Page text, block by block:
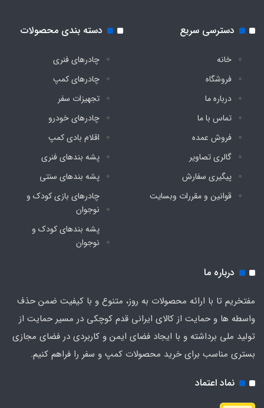
دارد
تور حریر ثابت پنجره
دارد
نماد اعتماد
دسترسی سریع
خانه
فروشگاه
درباره ما
تماس با ما
فروش عمده
گالری تصاویر
پیگیری سفارش
قوانین و مقررات وبسایت
دسته بندی محصولات
چادرهای فنری
چادرهای کمپ
تجهیزات سفر
چادرهای خودرو
اقلام بادی کمپ
پشه‌ بندهای فنری
پشه‌ بندهای سنتی
چادرهای بازی کودک و
نوجوان
پشه‌ بندهای کودک و
نوجوان
درباره ما
مفتخریم تا با ارائه محصولات به روز، متنوع و با کیفیت ضمن حذف
واسطه ها و حمایت از کالای ایرانی قدم کوچکی در مسیر حمایت از
تولید ملی برداشته و با ایجاد فضای ایمن و کاربردی در فضای مجازی
بستری مناسب برای خرید محصولات کمپ و سفر را فراهم کنیم.